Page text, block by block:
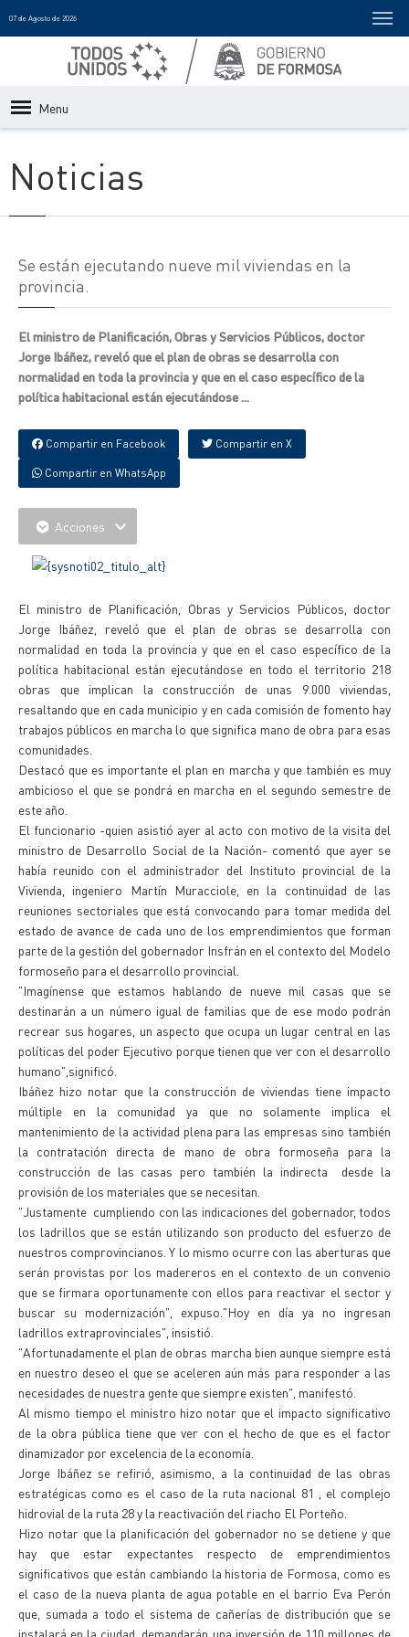
07 de Agosto de 2026
Menu
Noticias
Se están ejecutando nueve mil viviendas en la
provincia.
El ministro de Planificación, Obras y Servicios Públicos, doctor
Jorge Ibáñez, reveló que el plan de obras se desarrolla con
normalidad en toda la provincia y que en el caso específico de la
política habitacional están ejecutándose ...
Compartir en Facebook Compartir en X
Compartir en WhatsApp
Acciones
El ministro de Planificación, Obras y Servicios Públicos, doctor
Jorge Ibáñez, reveló que el plan de obras se desarrolla con
normalidad en toda la provincia y que en el caso específico de la
política habitacional están ejecutándose en todo el territorio 218
obras que implican la construcción de unas 9.000 viviendas,
resaltando que en cada municipio y en cada comisión de fomento hay
trabajos públicos en marcha lo que significa mano de obra para esas
comunidades.
Destacó que es importante el plan en marcha y que también es muy
ambicioso el que se pondrá en marcha en el segundo semestre de
este año.
El funcionario -quien asistió ayer al acto con motivo de la visita del
ministro de Desarrollo Social de la Nación- comentó que ayer se
había reunido con el administrador del Instituto provincial de la
Vivienda, ingeniero Martín Muracciole, en la continuidad de las
reuniones sectoriales que está convocando para tomar medida del
estado de avance de cada uno de los emprendimientos que forman
parte de la gestión del gobernador Insfrán en el contexto del Modelo
formoseño para el desarrollo provincial.
"Imagínense que estamos hablando de nueve mil casas que se
destinarán a un número igual de familias que de ese modo podrán
recrear sus hogares, un aspecto que ocupa un lugar central en las
políticas del poder Ejecutivo porque tienen que ver con el desarrollo
humano",significó.
Ibáñez hizo notar que la construcción de viviendas tiene impacto
múltiple en la comunidad ya que no solamente implica el
mantenimiento de la actividad plena para las empresas sino también
la contratación directa de mano de obra formoseña para la
construcción de las casas pero también la indirecta desde la
provisión de los materiales que se necesitan.
"Justamente cumpliendo con las indicaciones del gobernador, todos
los ladrillos que se están utilizando son producto del esfuerzo de
nuestros comprovincianos. Y lo mismo ocurre con las aberturas que
serán provistas por los madereros en el contexto de un convenio
que se firmara oportunamente con ellos para reactivar el sector y
buscar su modernización", expuso."Hoy en día ya no ingresan
ladrillos extraprovinciales", insistió.
"Afortunadamente el plan de obras marcha bien aunque siempre está
en nuestro deseo el que se aceleren aún más para responder a las
necesidades de nuestra gente que siempre existen", manifestó.
Al mismo tiempo el ministro hizo notar que el impacto significativo
de la obra pública tiene que ver con el hecho de que es el factor
dinamizador por excelencia de la economía.
Jorge Ibáñez se refirió, asimismo, a la continuidad de las obras
estratégicas como es el caso de la ruta nacional 81 , el complejo
hidrovial de la ruta 28 y la reactivación del riacho El Porteño.
Hizo notar que la planificación del gobernador no se detiene y que
hay que estar expectantes respecto de emprendimientos
significativos que están cambiando la historia de Formosa, como es
el caso de la nueva planta de agua potable en el barrio Eva Perón
que, sumada a todo el sistema de cañerías de distribución que se
instalará en la ciudad, demandarán una inversión de 110 millones de